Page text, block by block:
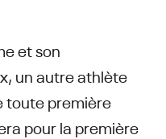
et son
un autre athlète
toute première
pour la première